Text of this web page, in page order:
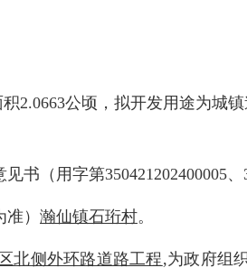
公顷，拟开发用途为城镇
用字第350421202400005、
） 瀚仙镇石珩村。
北侧外环路道路工程,为政府组